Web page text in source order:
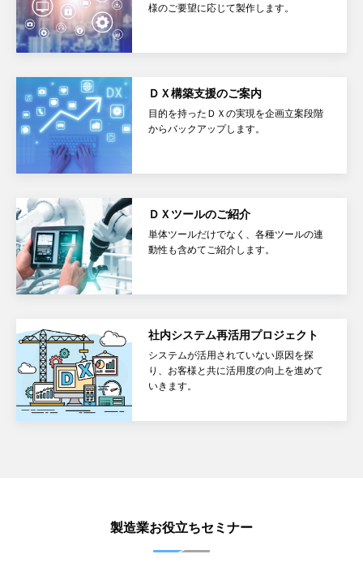
様のご要望に応じて製作します。
ＤＸ構築支援のご案内
目的を持ったＤＸの実現を企画立案段階
からバックアップします。
ＤＸツールのご紹介
単体ツールだけでなく、各種ツールの連
動性も含めてご紹介します。
社内システム再活用プロジェクト
システムが活用されていない原因を探
り、お客様と共に活用度の向上を進めて
いきます。
製造業お役立ちセミナー